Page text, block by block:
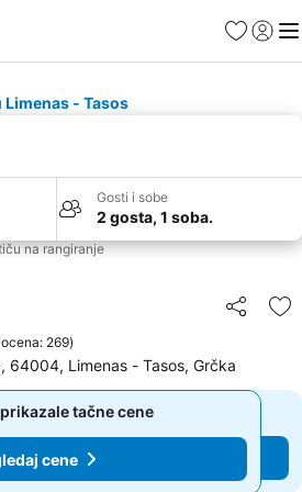
FavoritiPrijavi
Limenas - Tasos
Gosti i sobe
2 gosta, 1 soba.
na rangiranje
Deli
269)
Limenas - Tasos, Grčka
tačne cene
cene
tačne cene
cene